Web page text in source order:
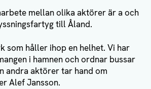
mellan olika aktörer är a och
till Åland.
som håller ihop en helhet. Vi har
i hamnen och ordnar bussar
andra aktörer tar hand om
Alef Jansson.